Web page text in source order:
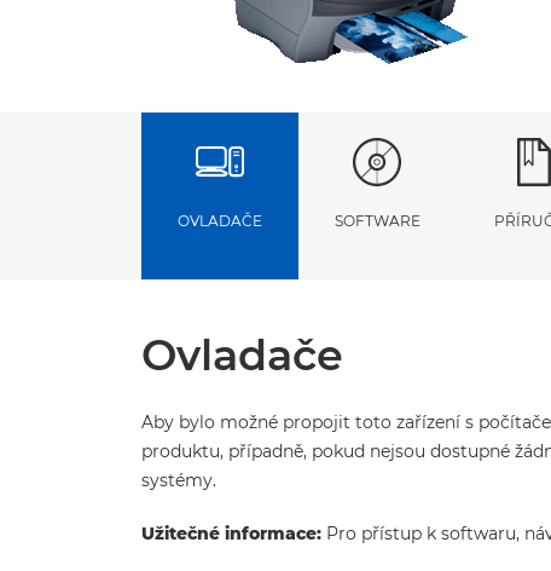
OVLADAČE SOFTWARE
Ovladače
Aby bylo možné propojit toto zařízení s
produktu, případně, pokud nejsou dostupné
systémy.
Užitečné informace: Pro přístup k softwaru,